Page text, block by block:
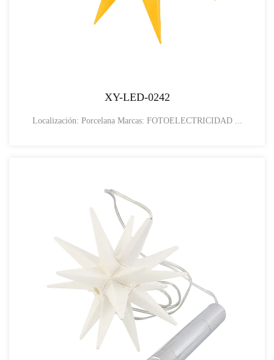
XY-LED-0242
Localización: Porcelana Marcas: FOTOELECTRICIDAD ...